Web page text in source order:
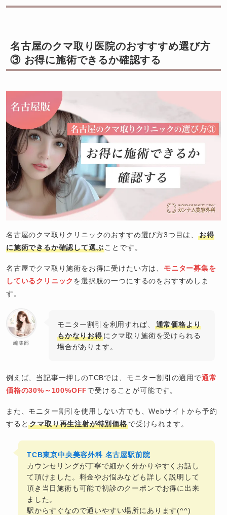
名古屋のクマ取り医院のおすすすめ選び方
③ お得に施術できるか確認する
名古屋のクマ取りクリニックのおすすめ選び方3つ目は、
お得
に施術できるか確認して選ぶ ことです。
名古屋でクマ取り施術をお得に受けたい方は、 モニター募集を
しているクリニック を選択肢の一つにするのをおすすめしま
す。
編集部
モニター割引を利用すれば、
通常価格より
もかなりお得にクマ取り施術を受けられる
場合があります。
例えば、当記事一押しのTCBでは、モニター割引の適用で通常
価格の30%～100%OFFで受けることが可能です。
また、モニター割引を使用しない方でも、Webサイトから予約
するとクマ取り再生注射が特別価格で受けられます。
TCB東京中央美容外科 名古屋駅前院
カウンセリングが丁寧で細かく分かりやすくお話し
て頂けました。料金やお悩みなども詳しく説明して
頂き当日施術も可能で初診のクーポンでお得に出来
ました。
駅からすぐなので通いやすい場所にあります(^^)